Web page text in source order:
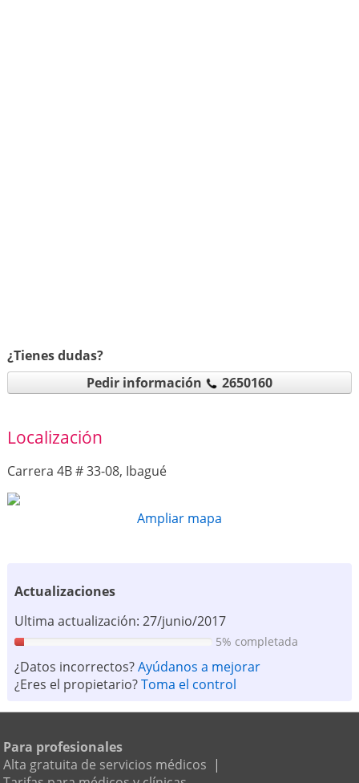
¿Tienes dudas?
Pedir información
2650160
Localización
Carrera 4B # 33-08, Ibagué
Ampliar mapa
Actualizaciones
Ultima actualización: 27/junio/2017
5% completada
¿Datos incorrectos?Ayúdanos a mejorar
¿Eres el propietario?Toma el control
Para profesionales
Alta gratuita de servicios médicos |